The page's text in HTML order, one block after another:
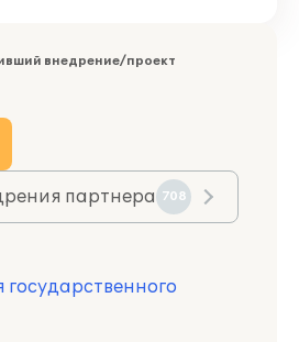
внедрение/проект
партнера 708
государственного